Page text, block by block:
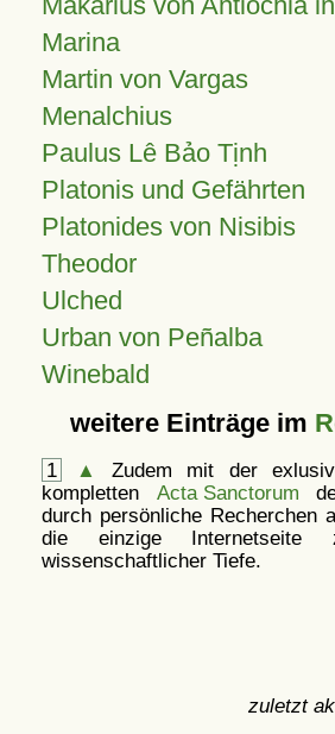
Marina
Martin von Vargas
Menalchius
Paulus Lê Bảo Tịnh
Platonis und Gefährten
Platonides von Nisibis
Theodor
Ulched
Urban von Peñalba
Winebald
weitere Einträge im
1 ▲
Zudem mit der
kompletten Acta Sanctorum
durch persönliche Recherchen
die einzige Internetseite
wissenschaftlicher Tiefe.
zuletzt